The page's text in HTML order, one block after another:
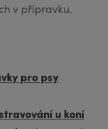
v přípravku.
pro psy
u koní